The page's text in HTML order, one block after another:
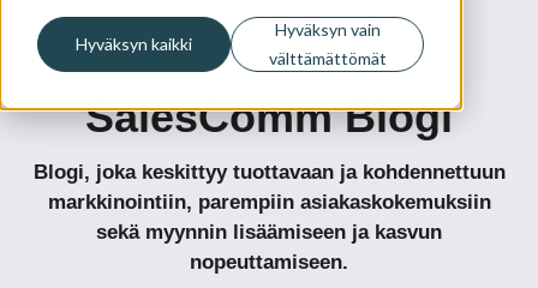
Hyväksyn kaikki
Hyväksyn vain
välttämättömät
SalesComm Blogi
Blogi, joka keskittyy tuottavaan ja kohdennettuun
markkinointiin, parempiin asiakaskokemuksiin
sekä myynnin lisäämiseen ja kasvun
nopeuttamiseen.